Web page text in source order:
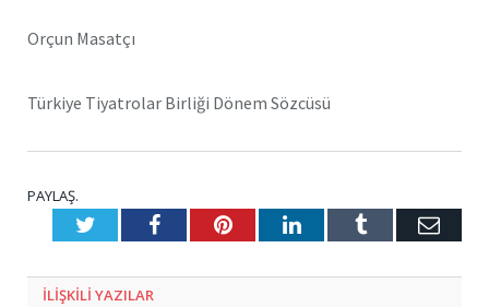
Orçun Masatçı
Türkiye Tiyatrolar Birliği Dönem Sözcüsü
PAYLAŞ.
TwitterFacebookPinterestLinkedInTumblr E-
ILIŞKILI YAZILAR